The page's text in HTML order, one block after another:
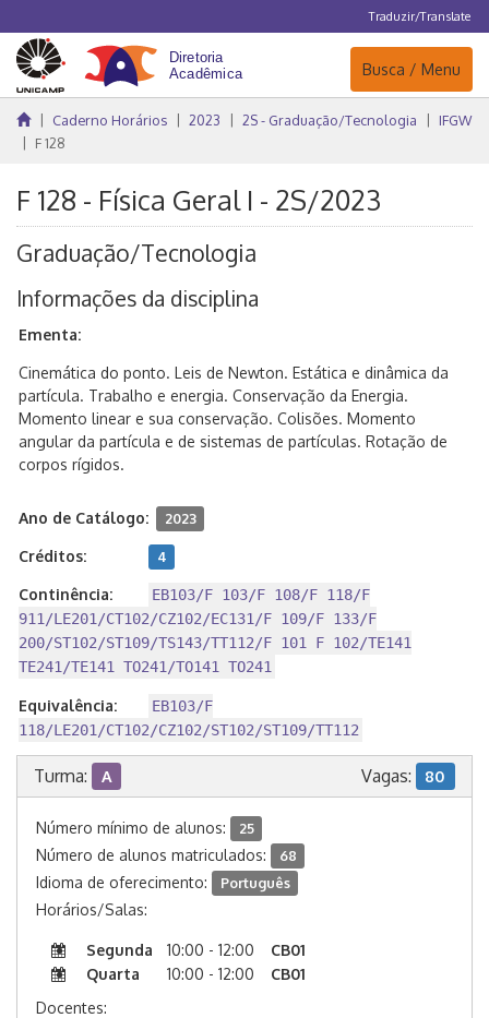
Traduzir/Translate
Navegação
Busca / Menu
Caderno Horários 2023 2S - Graduação/Tecnologia
IFGW
F 128
F 128 - Física Geral I - 2S/2023
Graduação/Tecnologia
Informações da disciplina
Ementa:
Cinemática do ponto. Leis de Newton. Estática e dinâmica da
partícula. Trabalho e energia. Conservação da Energia.
Momento linear e sua conservação. Colisões. Momento
angular da partícula e de sistemas de partículas. Rotação de
corpos rígidos.
Ano de Catálogo: 2023
Créditos: 4
Continência:
EB103/F 103/F 108/F 118/F
911/LE201/CT102/CZ102/EC131/F 109/F 133/F
200/ST102/ST109/TS143/TT112/F 101 F 102/TE141
TE241/TE141 TO241/TO141 TO241
Equivalência:
EB103/F
118/LE201/CT102/CZ102/ST102/ST109/TT112
Turma: A Vagas: 80
Número mínimo de alunos: 25
Número de alunos matriculados: 68
Idioma de oferecimento: Português
Horários/Salas:
Segunda 10:00 - 12:00
CB01
Quarta
10:00 - 12:00
CB01
Docentes: